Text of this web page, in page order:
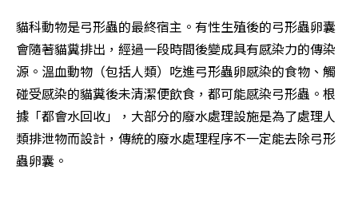
貓科動物是弓形蟲的最終宿主。有性生殖後的弓形蟲卵囊
會隨著貓糞排出，經過一段時間後變成具有感染力的傳染
源。溫血動物（包括人類）吃進弓形蟲卵感染的食物、觸
碰受感染的貓糞後未清潔便飲食，都可能感染弓形蟲。根
據「都會水回收」，大部分的廢水處理設施是為了處理人
類排泄物而設計，傳統的廢水處理程序不一定能去除弓形
蟲卵囊。